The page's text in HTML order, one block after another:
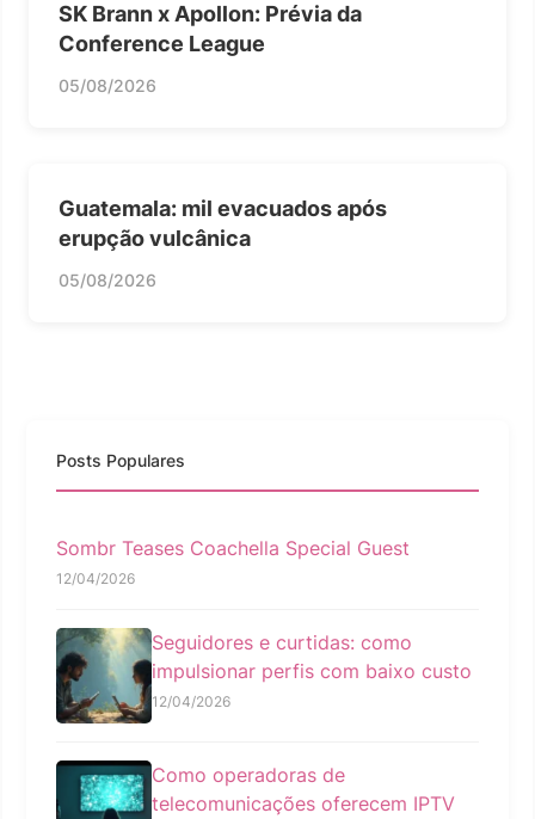
SK Brann x Apollon: Prévia da
Conference League
05/08/2026
Guatemala: mil evacuados após
erupção vulcânica
05/08/2026
Posts Populares
Sombr Teases Coachella Special Guest
12/04/2026
Seguidores e curtidas: como
impulsionar perfis com baixo custo
12/04/2026
Como operadoras de
telecomunicações oferecem IPTV